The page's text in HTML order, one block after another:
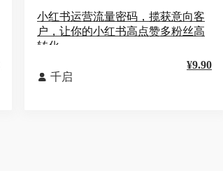
小红书运营流量密码，揽获意向客
户，让你的小红书高点赞多粉丝高
转化
 千启
¥9.90